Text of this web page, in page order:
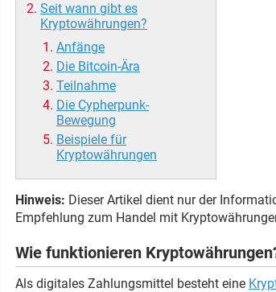
Seit wann gibt es
Kryptowährungen?
Anfänge
Die Bitcoin-Ära
Teilnahme
Die Cypherpunk-
Bewegung
Beispiele für
Kryptowährungen
Hinweis: Dieser Artikel dient nur der
Empfehlung zum Handel mit
Wie funktionieren
Als digitales Zahlungsmittel besteht eine